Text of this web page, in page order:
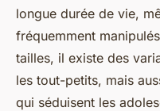
longue durée de vie,
fréquemment
tailles, il existe des
les tout-petits, mais
qui séduisent les